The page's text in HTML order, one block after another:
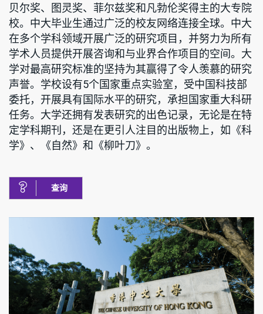
贝尔奖、图灵奖、菲尔兹奖和凡勃伦奖得主的大专院
校。中大毕业生通过广泛的校友网络连接全球。中大
在多个学科领域开展广泛的研究项目，并努力为所有
学术人员提供开展咨询和与业界合作项目的空间。大
学对最高研究标准的坚持为其赢得了令人羡慕的研究
声誉。学校设有5个国家重点实验室，受中国科技部
委托，开展具有国际水平的研究，承担国家重大科研
任务。大学还拥有发表研究的出色记录，无论是在特
定学科期刊，还是在更引人注目的出版物上，如《科
学》、《自然》和《柳叶刀》。
查询